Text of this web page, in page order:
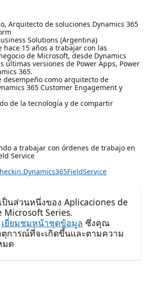
Arquitecto de soluciones Dynamics 365
Solutions (Argentina)
hace 15 años a trabajar con las
de Microsoft, desde Dynamics
últimas versiones de Power Apps, Power
365.
desempeño como arquitecto de
365 Customer Engagement y
de la tecnología y de compartir
a trabajar con órdenes de trabajo en
Service
นส่วนหนึ่งของ Aplicaciones de
Microsoft Series.
เยี่ยมชมหน้าชุดข้อมูล ซึ่งคุณ
ตุการณ์ที่จะเกิดขึ้นและตามความ
มด